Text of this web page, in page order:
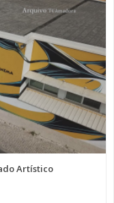
Artístico